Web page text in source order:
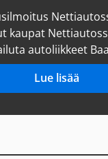
kaupat
autoliikkeet
Lue lisää